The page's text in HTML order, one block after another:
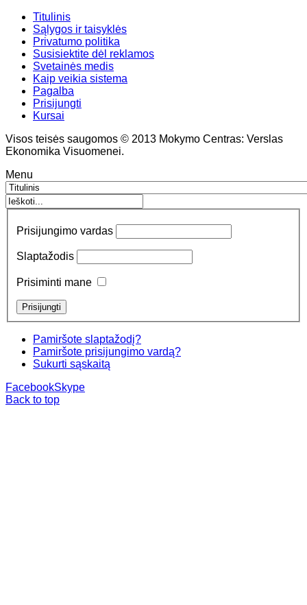
Titulinis
Sąlygos ir taisyklės
Privatumo politika
Susisiektite dėl reklamos
Svetainės medis
Kaip veikia sistema
Pagalba
Prisijungti
Kursai
Visos teisės saugomos © 2013 Mokymo Centras: Verslas
Ekonomika Visuomenei.
Menu
Prisijungimo vardas
Slaptažodis
Prisiminti mane
Pamiršote slaptažodį?
Pamiršote prisijungimo vardą?
Sukurti sąskaitą
FacebookSkype
Back to top